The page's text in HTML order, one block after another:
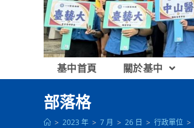
基中首頁 關於基中
部落格
> 2023 年 > 7 月 > 26 日 > 行政單位 >